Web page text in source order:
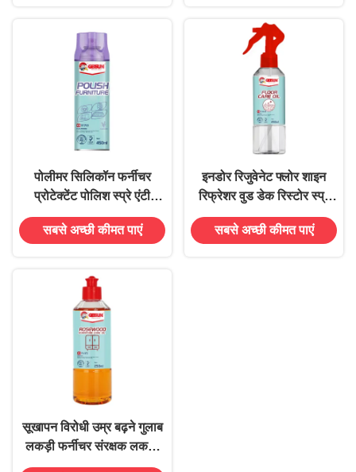
पोलीमर सिलिकॉन फर्नीचर
प्रोटेक्टेंट पोलिश स्प्रे एंटी
स्क्रैच 300ml
सबसे अच्छी कीमत पाएं
इनडोर रिजुवेनेट फ्लोर शाइन
रिफ्रेशर वुड डेक रिस्टोर स्प्रे
ऑयल प्रोटेक्टेंट
सबसे अच्छी कीमत पाएं
सूखापन विरोधी उम्र बढ़ने गुलाब
लकड़ी फर्नीचर संरक्षक लकड़ी
खरोंच संरक्षक तेल